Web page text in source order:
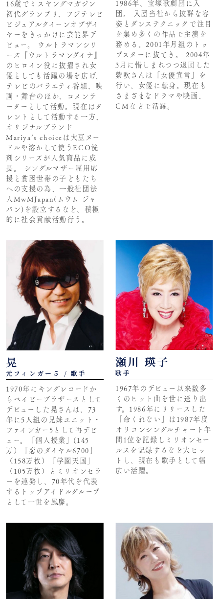
16歳でミスヤングマガジン
初代グランプリ、フジテレビ
ビジュアルクイーンオブザイ
ヤーをきっかけに芸能界デ
ビュー。 ウルトラマンシリ
ーズ『ウルトラマンダイナ』
のヒロイン役に抜擢され女
優としても活躍の場を広げ、
テレビのバラエティ番組、映
画・舞台のほか、コメンテ
ーターとして活動。現在はタ
レントとして活動する一方、
オリジナルブランド
Mariya’s choiceは大豆ヌー
ドルや溶かして使うECO洗
剤シリーズが人気商品に成
長。 シングルマザー雇用応
援と貧困世帯の子どもたち
への支援の為、一般社団法
人MwMJapan(ムウム ジャ
パン)を設立するなど、積極
的に社会貢献活動行う。
1986年、宝塚歌劇団に入
団。 入団当社から抜群な容
姿とダンステクニックで注目
を集め多くの作品で主演を
務める。2001年月組のトッ
プスターに抜てき。 2004年
3月に惜しまれつつ退団した
紫吹さんは「女優宣言」を
行い、女優に転身。現在も
さまざまなドラマや映画、
CMなどで活躍。
晃
元フィンガー５ / 歌手
1970年にキングレコードか
らベイビーブラザースとして
デビューした晃さんは、73
年に5人組の兄妹ユニット・
ファインガー5として再デビ
ュー。「個人授業」(145
万）「恋のダイヤル6700」
（158万枚）「学園天国」
（105万枚）とミリオンセラ
ーを連発し、70年代を代表
するトップアイドルグループ
として一世を風靡。
瀬川 瑛子
歌手
1967年のデビュー以来数多
くのヒット曲を世に送り出
す。1986年にリリースした
「命くれない」は1987年度
オリコンシングルチャート年
間1位を記録しミリオンセー
ルスを記録するなど大ヒッ
トし、現在も歌手として幅
広い活躍。